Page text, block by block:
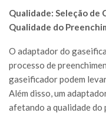
Qualidade: Seleção de
Qualidade do
O adaptador do
processo de
gaseificador podem
Além disso, um
afetando a qualidade do